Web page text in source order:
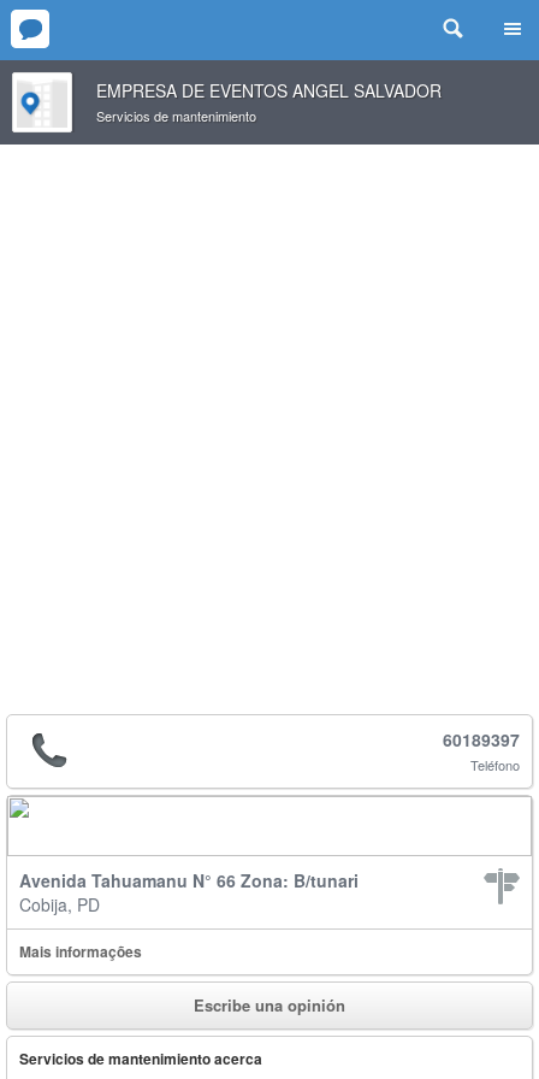
EMPRESA DE EVENTOS ANGEL SALVADOR
Servicios de mantenimiento
60189397
Teléfono
Avenida Tahuamanu N° 66 Zona: B/tunari
Cobija, PD
Mais informações
Escribe una opinión
Servicios de mantenimiento acerca